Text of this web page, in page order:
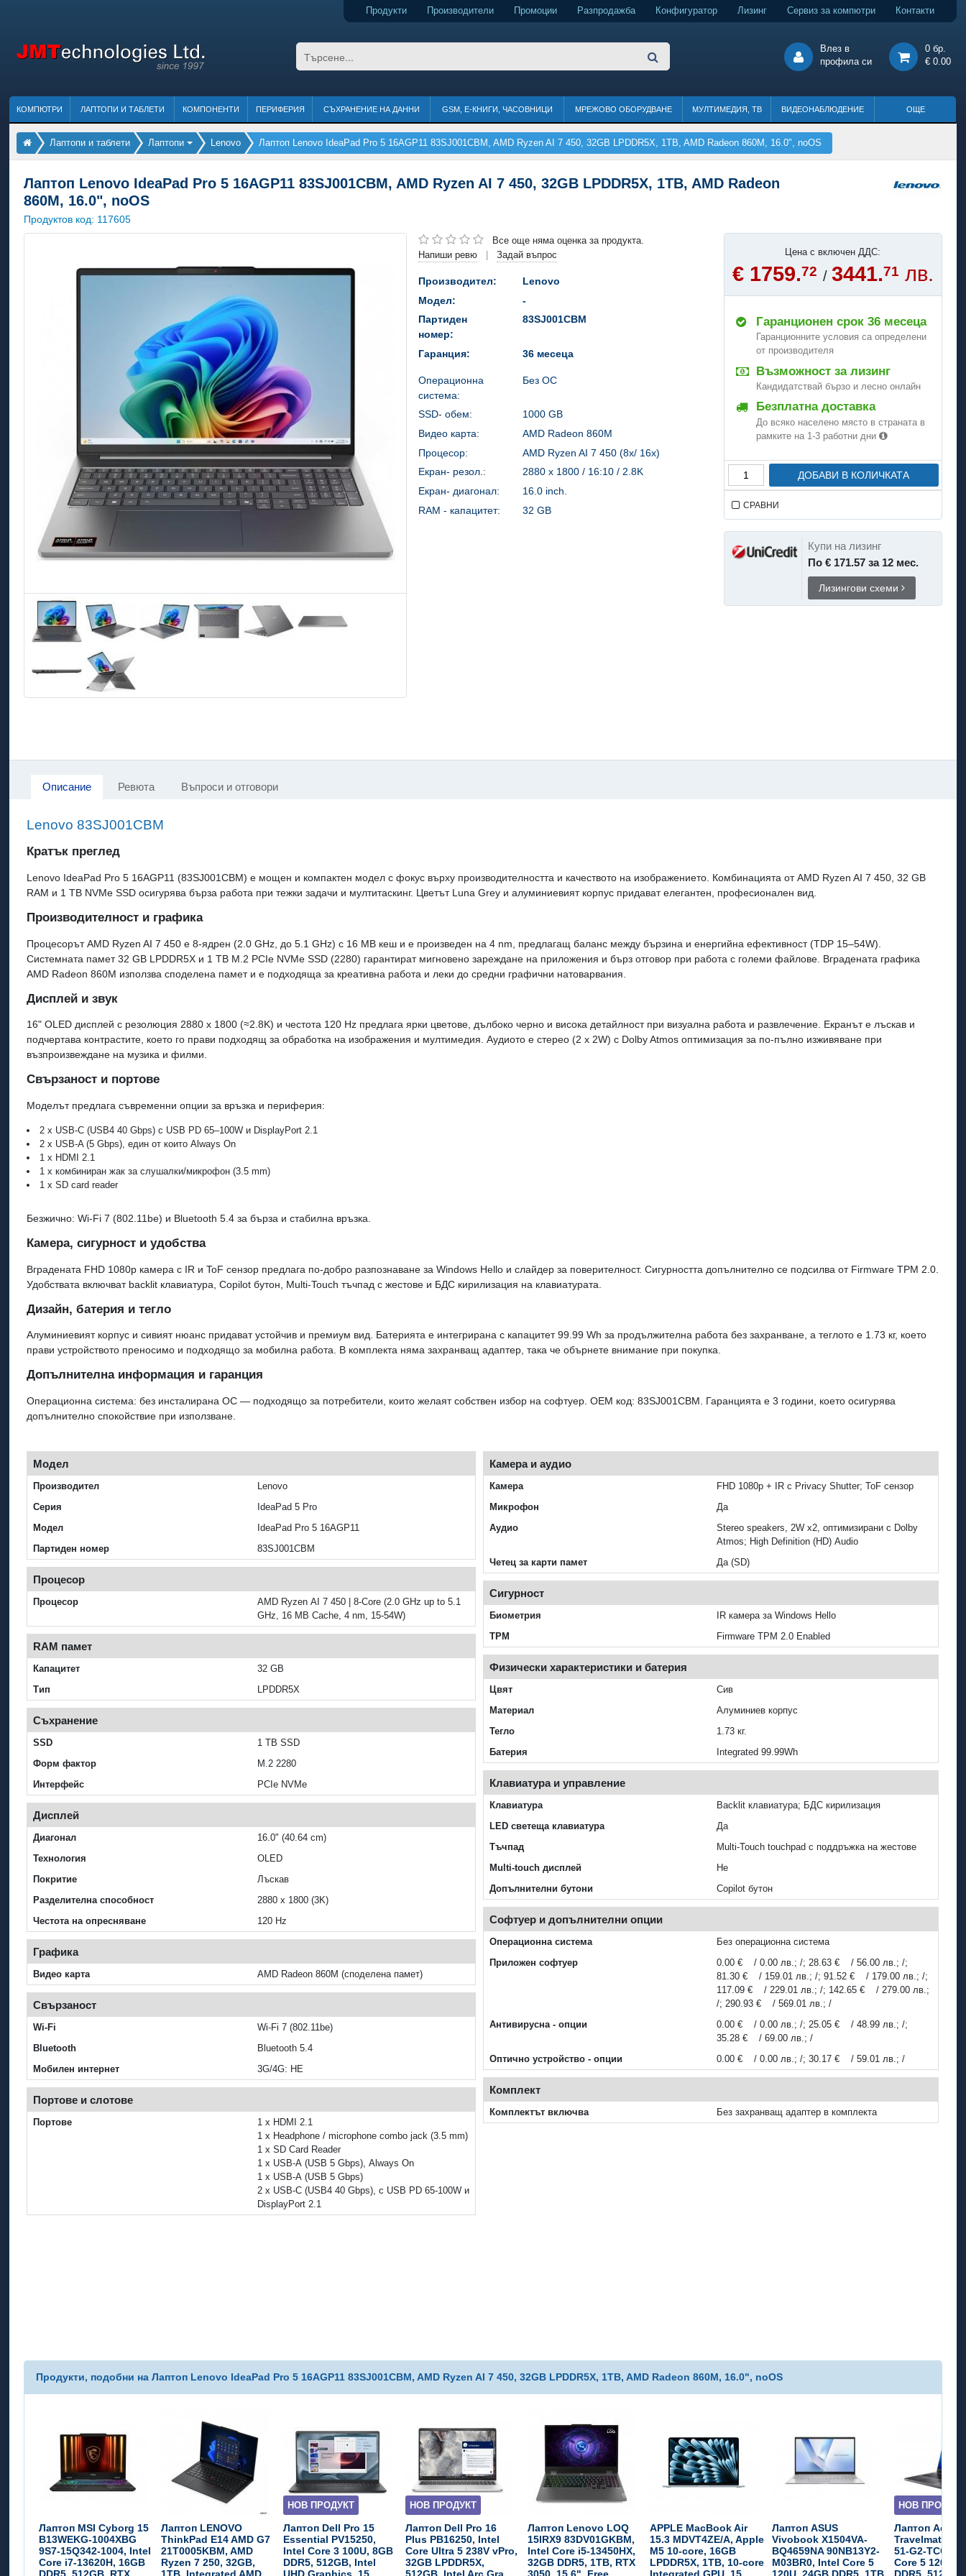
Продукти Производители Промоции Разпродажба Конфигуратор Лизинг Сервиз за компютри Контакти
Влез в
профила си
0 бр.
€ 0.00
КОМПЮТРИ ЛАПТОПИ И ТАБЛЕТИ КОМПОНЕНТИ ПЕРИФЕРИЯ СЪХРАНЕНИЕ НА ДАННИ GSM, Е-КНИГИ, ЧАСОВНИЦИ МРЕЖОВО ОБОРУДВАНЕ МУЛТИМЕДИЯ, ТВ ВИДЕОНАБЛЮДЕНИЕ ОЩЕ
Лаптопи и таблети Лаптопи Lenovo Лаптоп Lenovo IdeaPad Pro 5 16AGP11 83SJ001CBM, AMD Ryzen AI 7 450, 32GB LPDDR5X, 1TB, AMD Radeon 860M, 16.0", noOS
Лаптоп Lenovo IdeaPad Pro 5 16AGP11 83SJ001CBM, AMD Ryzen AI 7 450, 32GB LPDDR5X, 1TB, AMD Radeon
860M, 16.0", noOS
Продуктов код: 117605
Все още няма оценка за продукта.
Напиши ревю
Задай въпрос
Производител:
Lenovo
Модел:
-
Партиден
номер:
83SJ001CBM
Гаранция: 36 месеца
Операционна
система:
Без ОС
SSD- обем:
1000 GB
Видео карта:
AMD Radeon 860M
Процесор:
AMD Ryzen AI 7 450 (8x/ 16x)
Екран- резол.:
2880 x 1800 / 16:10 / 2.8K
Екран- диагонал:
16.0 inch.
RAM - капацитет:
32 GB
Цена с включен ДДС:
€ 1759.72 / 3441.71 лв.
Гаранционен срок 36 месеца
Гаранционните условия са определени
от производителя
Възможност за лизинг
Кандидатствай бързо и лесно онлайн
Безплатна доставка
До всяко населено място в страната в
рамките на 1-3 работни дни
ДОБАВИ В КОЛИЧКАТА
СРАВНИ
Купи на лизинг
По € 171.57 за 12 мес.
Лизингови схеми
Описание Ревюта Въпроси и отговори
Lenovo 83SJ001CBM
Кратък преглед
Lenovo IdeaPad Pro 5 16AGP11 (83SJ001CBM) е мощен и компактен модел с фокус върху производителността и качеството на изображението. Комбинацията от AMD Ryzen AI 7 450, 32 GB
RAM и 1 TB NVMe SSD осигурява бърза работа при тежки задачи и мултитаскинг. Цветът Luna Grey и алуминиевият корпус придават елегантен, професионален вид.
Производителност и графика
Процесорът AMD Ryzen AI 7 450 е 8-ядрен (2.0 GHz, до 5.1 GHz) с 16 MB кеш и е произведен на 4 nm, предлагащ баланс между бързина и енергийна ефективност (TDP 15–54W).
Системната памет 32 GB LPDDR5X и 1 TB M.2 PCIe NVMe SSD (2280) гарантират мигновено зареждане на приложения и бърз отговор при работа с големи файлове. Вградената графика
AMD Radeon 860M използва споделена памет и е подходяща за креативна работа и леки до средни графични натоварвания.
Дисплей и звук
16" OLED дисплей с резолюция 2880 x 1800 (≈2.8K) и честота 120 Hz предлага ярки цветове, дълбоко черно и висока детайлност при визуална работа и развлечение. Екранът е лъскав и
подчертава контрастите, което го прави подходящ за обработка на изображения и мултимедия. Аудиото е стерео (2 x 2W) с Dolby Atmos оптимизация за по-пълно изживяване при
възпроизвеждане на музика и филми.
Свързаност и портове
Моделът предлага съвременни опции за връзка и периферия:
2 x USB-C (USB4 40 Gbps) с USB PD 65–100W и DisplayPort 2.1
2 x USB-A (5 Gbps), един от които Always On
1 x HDMI 2.1
1 x комбиниран жак за слушалки/микрофон (3.5 mm)
1 x SD card reader
Безжично: Wi-Fi 7 (802.11be) и Bluetooth 5.4 за бърза и стабилна връзка.
Камера, сигурност и удобства
Вградената FHD 1080p камера с IR и ToF сензор предлага по-добро разпознаване за Windows Hello и слайдер за поверителност. Сигурността допълнително се подсилва от Firmware TPM 2.0.
Удобствата включват backlit клавиатура, Copilot бутон, Multi‑Touch тъчпад с жестове и БДС кирилизация на клавиатурата.
Дизайн, батерия и тегло
Алуминиевият корпус и сивият нюанс придават устойчив и премиум вид. Батерията е интегрирана с капацитет 99.99 Wh за продължителна работа без захранване, а теглото е 1.73 кг, което
прави устройството преносимо и подходящо за мобилна работа. В комплекта няма захранващ адаптер, така че обърнете внимание при покупка.
Допълнителна информация и гаранция
Операционна система: без инсталирана ОС — подходящо за потребители, които желаят собствен избор на софтуер. OEM код: 83SJ001CBM. Гаранцията е 3 години, което осигурява
допълнително спокойствие при използване.
Модел
Производител
Lenovo
Серия
IdeaPad 5 Pro
Модел
IdeaPad Pro 5 16AGP11
Партиден номер
83SJ001CBM
Процесор
Процесор
AMD Ryzen AI 7 450 | 8-Core (2.0 GHz up to 5.1
GHz, 16 MB Cache, 4 nm, 15-54W)
RAM памет
Капацитет
32 GB
Тип
LPDDR5X
Съхранение
SSD
1 TB SSD
Форм фактор
M.2 2280
Интерфейс
PCIe NVMe
Дисплей
Диагонал
16.0" (40.64 cm)
Технология
OLED
Покритие
Лъскав
Разделителна способност
2880 x 1800 (3K)
Честота на опресняване
120 Hz
Графика
Видео карта AMD Radeon 860M (споделена памет)
Свързаност
Wi‑Fi
Wi‑Fi 7 (802.11be)
Bluetooth
Bluetooth 5.4
Мобилен интернет
3G/4G: НЕ
Портове и слотове
Портове
1 x HDMI 2.1
1 x Headphone / microphone combo jack (3.5 mm)
1 x SD Card Reader
1 x USB-A (USB 5 Gbps), Always On
1 x USB-A (USB 5 Gbps)
2 x USB-C (USB4 40 Gbps), с USB PD 65-100W и
DisplayPort 2.1
Камера и аудио
Камера
FHD 1080p + IR с Privacy Shutter; ToF сензор
Микрофон
Да
Аудио
Stereo speakers, 2W x2, оптимизирани с Dolby
Atmos; High Definition (HD) Audio
Четец за карти памет
Да (SD)
Сигурност
Биометрия
IR камера за Windows Hello
TPM
Firmware TPM 2.0 Enabled
Физически характеристики и батерия
Цвят
Сив
Материал
Алуминиев корпус
Тегло
1.73 кг.
Батерия
Integrated 99.99Wh
Клавиатура и управление
Клавиатура
Backlit клавиатура; БДС кирилизация
LED светеща клавиатура
Да
Тъчпад
Multi‑Touch touchpad с поддръжка на жестове
Multi-touch дисплей
Не
Допълнителни бутони
Copilot бутон
Софтуер и допълнителни опции
Операционна система
Без операционна система
Приложен софтуер
0.00 € / 0.00 лв.; /; 28.63 € / 56.00 лв.; /;
81.30 € / 159.01 лв.; /; 91.52 € / 179.00 лв.; /;
117.09 € / 229.01 лв.; /; 142.65 € / 279.00 лв.;
/; 290.93 € / 569.01 лв.; /
Антивирусна - опции
0.00 € / 0.00 лв.; /; 25.05 € / 48.99 лв.; /;
35.28 € / 69.00 лв.; /
Оптично устройство - опции
0.00 € / 0.00 лв.; /; 30.17 € / 59.01 лв.; /
Комплект
Комплектът включва Без захранващ адаптер в комплекта
Продукти, подобни на Лаптоп Lenovo IdeaPad Pro 5 16AGP11 83SJ001CBM, AMD Ryzen AI 7 450, 32GB LPDDR5X, 1TB, AMD Radeon 860M, 16.0", noOS
Лаптоп MSI Cyborg 15
B13WEKG-1004XBG
9S7-15Q342-1004, Intel
Core i7-13620H, 16GB
Лаптоп LENOVO
ThinkPad E14 AMD G7
21T0005KBM, AMD
Ryzen 7 250, 32GB,
НОВ ПРОДУКТ
Лаптоп Dell Pro 15
Essential PV15250,
Intel Core 3 100U, 8GB
DDR5, 512GB, Intel
НОВ ПРОДУКТ
Лаптоп Dell Pro 16
Plus PB16250, Intel
Core Ultra 5 238V vPro,
32GB LPDDR5X,
Лаптоп Lenovo LOQ
15IRX9 83DV01GKBM,
Intel Core i5-13450HX,
32GB DDR5, 1TB, RTX
APPLE MacBook Air
15.3 MDVT4ZE/A, Apple
M5 10-core, 16GB
LPDDR5X, 1TB, 10-core
Лаптоп ASUS
Vivobook X1504VA-
BQ4659NA 90NB13Y2-
M03BR0, Intel Core 5
НОВ ПРОДУКТ
Лаптоп Acer
Travelmate P2
51-G2-TCO-
Core 5 120U,